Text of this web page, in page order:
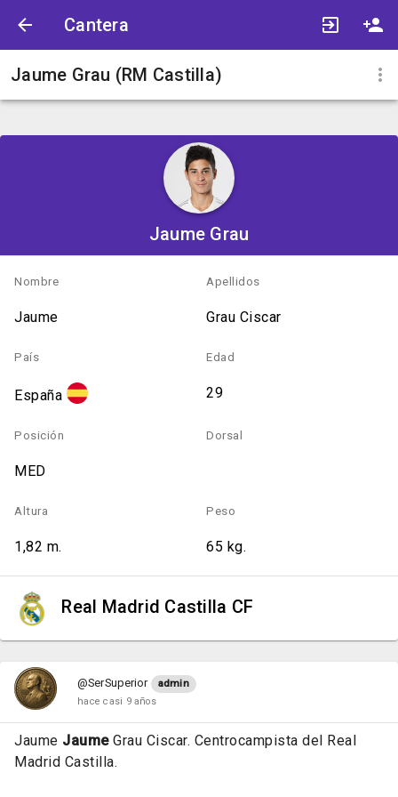
Cantera
Jaume Grau (RM Castilla)
Jaume Grau
Nombre
Jaume
Apellidos
Grau Ciscar
País
España
Edad
29
Posición
MED
Dorsal
Altura
1,82 m.
Peso
65 kg.
Real Madrid Castilla CF
@SerSuperior
admin
hace casi 9 años
Jaume JaumeGrau Ciscar. Centrocampista del Real
Madrid Castilla.